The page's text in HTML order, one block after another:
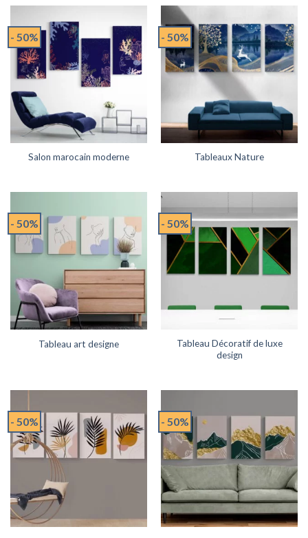
- 50%
Salon marocain moderne
- 50%
Tableaux Nature
- 50%
Tableau art designe
- 50%
Tableau Décoratif de luxe
design
- 50% - 50%